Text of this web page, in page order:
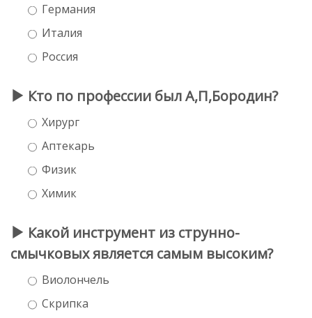
Германия
Италия
Россия
Кто по профессии был А,П,Бородин?
Хирург
Аптекарь
Физик
Химик
Какой инструмент из струнно-
смычковых является самым высоким?
Виолончель
Скрипка